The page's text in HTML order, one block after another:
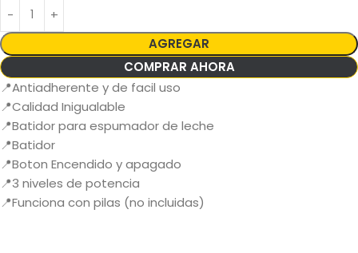
AGREGAR
COMPRAR AHORA
📍Antiadherente y de facil uso
📍Calidad Inigualable
📍Batidor para espumador de leche
📍Batidor
📍Boton Encendido y apagado
📍3 niveles de potencia
📍Funciona con pilas (no incluidas)